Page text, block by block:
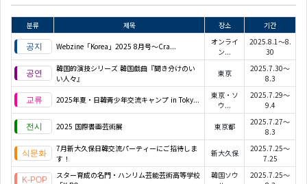
분류 제목 장소 기간
Webzine「Korea」2025 8月号～Cra...
オンライ
ン...
2025.8.1～8.
30
韓国的演技シリーズ 韓国戯曲『聞き分けのい
い人々』
東京
2025.7.30～
8.3
2025年夏・日韓青少年交流キャンプ in Toky...
東京・ソ
ウ...
2025.7.29～
9.4
2025 国際書画芸術展 東京都
2025.7.27～
8.3
7月新大久保日韓交流パーティーにご招待しま
す！
新大久保
2025.7.25～
7.25
スター育成の名門・ハンリム芸能芸術高等学校
韓国ソウ
2025.7.25～